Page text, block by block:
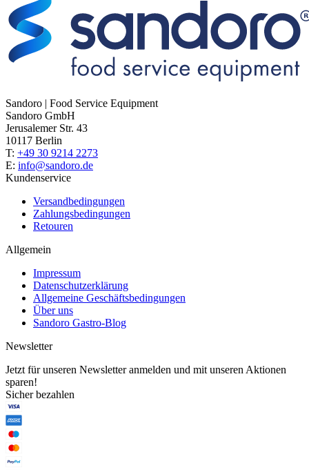
Sandoro | Food Service Equipment
Sandoro GmbH
Jerusalemer Str. 43
10117 Berlin
T: +49 30 9214 2273
E: info@sandoro.de
Kundenservice
Versandbedingungen
Zahlungsbedingungen
Retouren
Allgemein
Impressum
Datenschutzerklärung
Allgemeine Geschäftsbedingungen
Über uns
Sandoro Gastro-Blog
Newsletter
Jetzt für unseren Newsletter anmelden und mit unseren Aktionen
sparen!
Sicher bezahlen